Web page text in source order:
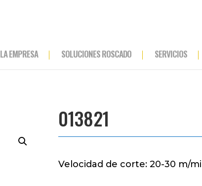
LA EMPRESA SOLUCIONES ROSCADO SERVICIOS
013821
Velocidad de corte: 20-30 m/